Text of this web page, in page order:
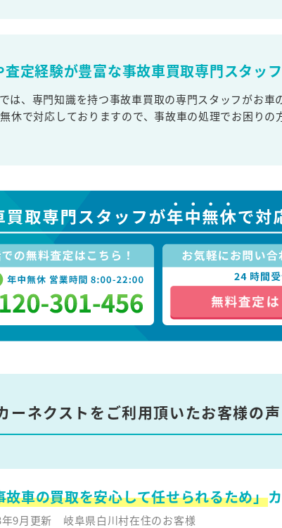
査定経験が豊富な事故車買取専門スタッ
は、専門知識を持つ事故車買取の専門スタッフがお
休で対応しておりますので、事故車の処理でお困り
ーネクストをご利用頂いたお客様の声
故車の買取を安心して任せられるため」
年9月更新 岐阜県白川村在住のお客様